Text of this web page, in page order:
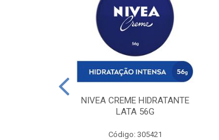
NIVEA CREME HIDRATANTE
LATA 56G
Código: 305421